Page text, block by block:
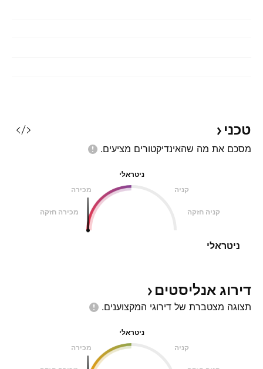
טכני
מסכם את מה שהאינדיקטורים מציעים.
ניטראלי
מכירה
קניה
מכירה חזקה קניה חזקה
ניטראלי
דירוג אנליסטים
תצוגה מצטברת של דירוגי המקצוענים.
ניטראלי
מכירה
קניה